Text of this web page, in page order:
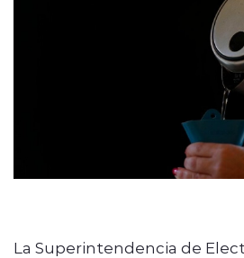
La Superintendencia de